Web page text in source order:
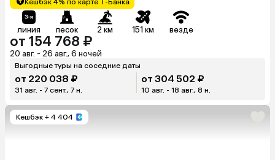
Кешбэк 4% по карте Т-Банка
линия песок 2 км 151 км везде
от 154 768 ₽
20 авг. - 26 авг., 6 ночей
Выгодные туры на соседние даты
от 220 038 ₽
31 авг. - 7 сент., 7 н.
от 304 502 ₽
10 авг. - 18 авг., 8 н.
Кешбэк + 4 404